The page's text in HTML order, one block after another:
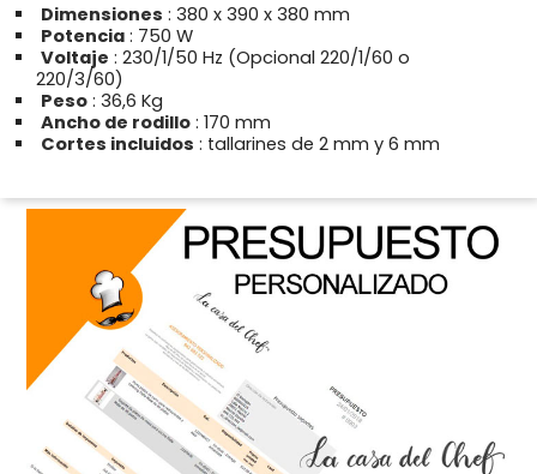
Dimensiones : 380 x 390 x 380 mm
Potencia : 750 W
Voltaje : 230/1/50 Hz (Opcional 220/1/60 o
220/3/60)
Peso : 36,6 Kg
Ancho de rodillo : 170 mm
Cortes incluidos : tallarines de 2 mm y 6 mm